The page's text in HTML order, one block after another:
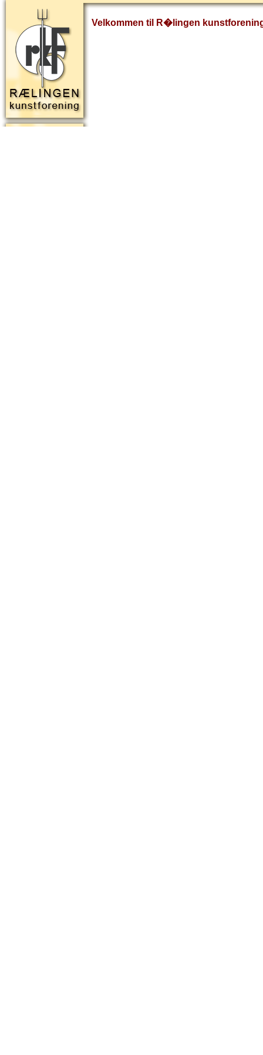
Velkommen til R�lingen